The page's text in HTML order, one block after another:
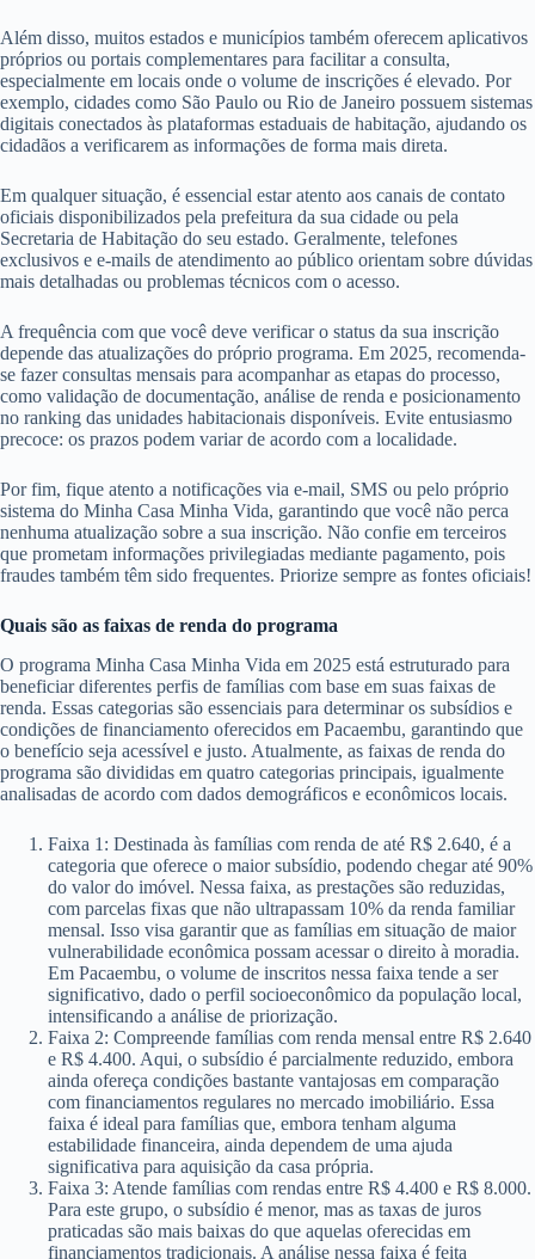
Além disso, muitos estados e municípios também oferecem aplicativos
próprios ou portais complementares para facilitar a consulta,
especialmente em locais onde o volume de inscrições é elevado. Por
exemplo, cidades como São Paulo ou Rio de Janeiro possuem sistemas
digitais conectados às plataformas estaduais de habitação, ajudando os
cidadãos a verificarem as informações de forma mais direta.
Em qualquer situação, é essencial estar atento aos canais de contato
oficiais disponibilizados pela prefeitura da sua cidade ou pela
Secretaria de Habitação do seu estado. Geralmente, telefones
exclusivos e e-mails de atendimento ao público orientam sobre dúvidas
mais detalhadas ou problemas técnicos com o acesso.
A frequência com que você deve verificar o status da sua inscrição
depende das atualizações do próprio programa. Em 2025, recomenda-
se fazer consultas mensais para acompanhar as etapas do processo,
como validação de documentação, análise de renda e posicionamento
no ranking das unidades habitacionais disponíveis. Evite entusiasmo
precoce: os prazos podem variar de acordo com a localidade.
Por fim, fique atento a notificações via e-mail, SMS ou pelo próprio
sistema do Minha Casa Minha Vida, garantindo que você não perca
nenhuma atualização sobre a sua inscrição. Não confie em terceiros
que prometam informações privilegiadas mediante pagamento, pois
fraudes também têm sido frequentes. Priorize sempre as fontes oficiais!
Quais são as faixas de renda do programa
O programa Minha Casa Minha Vida em 2025 está estruturado para
beneficiar diferentes perfis de famílias com base em suas faixas de
renda. Essas categorias são essenciais para determinar os subsídios e
condições de financiamento oferecidos em Pacaembu, garantindo que
o benefício seja acessível e justo. Atualmente, as faixas de renda do
programa são divididas em quatro categorias principais, igualmente
analisadas de acordo com dados demográficos e econômicos locais.
Faixa 1: Destinada às famílias com renda de até R$ 2.640, é a
categoria que oferece o maior subsídio, podendo chegar até 90%
do valor do imóvel. Nessa faixa, as prestações são reduzidas,
com parcelas fixas que não ultrapassam 10% da renda familiar
mensal. Isso visa garantir que as famílias em situação de maior
vulnerabilidade econômica possam acessar o direito à moradia.
Em Pacaembu, o volume de inscritos nessa faixa tende a ser
significativo, dado o perfil socioeconômico da população local,
intensificando a análise de priorização.
Faixa 2: Compreende famílias com renda mensal entre R$ 2.640
e R$ 4.400. Aqui, o subsídio é parcialmente reduzido, embora
ainda ofereça condições bastante vantajosas em comparação
com financiamentos regulares no mercado imobiliário. Essa
faixa é ideal para famílias que, embora tenham alguma
estabilidade financeira, ainda dependem de uma ajuda
significativa para aquisição da casa própria.
Faixa 3: Atende famílias com rendas entre R$ 4.400 e R$ 8.000.
Para este grupo, o subsídio é menor, mas as taxas de juros
praticadas são mais baixas do que aquelas oferecidas em
financiamentos tradicionais. A análise nessa faixa é feita